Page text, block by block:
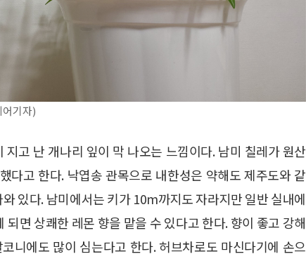
기자)
고 난 개나리 잎이 막 나오는 느낌이다. 남미 칠레가 원산
다고 한다. 낙엽송 관목으로 내한성은 약해도 제주도와 같
있다. 남미에서는 키가 10m까지도 자라지만 일반 실내에
면 상쾌한 레몬 향을 맡을 수 있다고 한다. 향이 좋고 강해
니에도 많이 심는다고 한다. 허브차로도 마신다기에 손으